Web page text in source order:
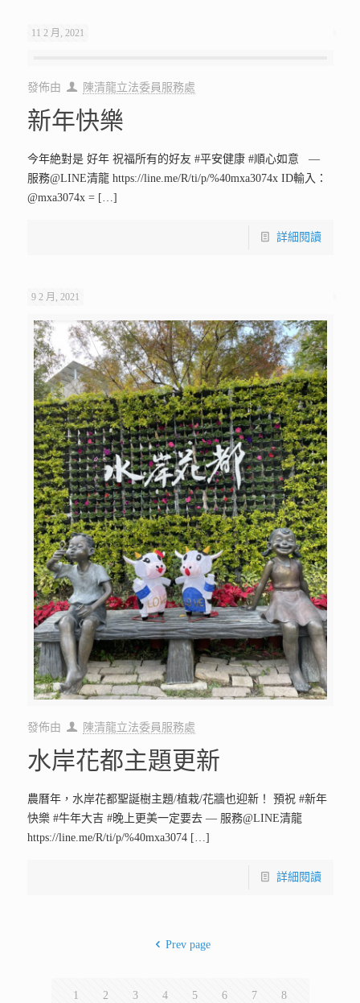
11 2 月, 2021
發佈由 陳清龍立法委員服務處
新年快樂
今年絶對是 好年 祝福所有的好友 #平安健康 #順心如意 —
服務@LINE清龍 https://line.me/R/ti/p/%40mxa3074x ID輸入：
@mxa3074x =[…]
詳細閱讀
9 2 月, 2021
發佈由 陳清龍立法委員服務處
水岸花都主題更新
農曆年，水岸花都聖誕樹主題/植栽/花牆也迎新！ 預祝 #新年
快樂 #牛年大吉 #晚上更美一定要去 — 服務@LINE清龍
https://line.me/R/ti/p/%40mxa3074[…]
詳細閱讀
Prev page
1 2 3 4 5 6 7 8